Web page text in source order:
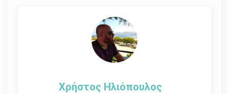
Χρήστος Ηλιόπουλος